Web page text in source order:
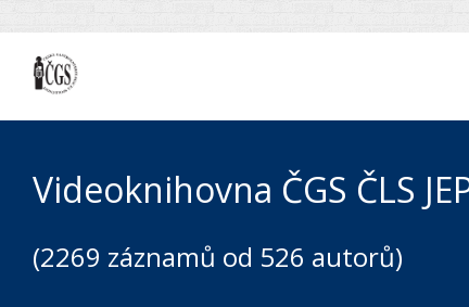
Videoknihovna ČGS ČLS
(2269 záznamů od 526 autorů)